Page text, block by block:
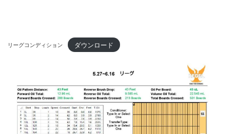
リーグコンディション ダウンロード